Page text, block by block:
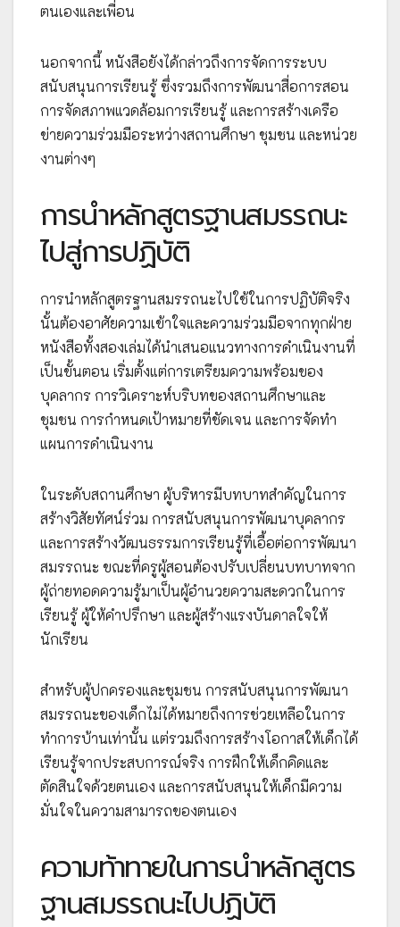
ตนเองและเพื่อน
นอกจากนี้ หนังสือยังได้กล่าวถึงการจัดการระบบ
สนับสนุนการเรียนรู้ ซึ่งรวมถึงการพัฒนาสื่อการสอน
การจัดสภาพแวดล้อมการเรียนรู้ และการสร้างเครือ
ข่ายความร่วมมือระหว่างสถานศึกษา ชุมชน และหน่วย
งานต่างๆ
การนำหลักสูตรฐานสมรรถนะ
ไปสู่การปฏิบัติ
การนำหลักสูตรฐานสมรรถนะไปใช้ในการปฏิบัติจริง
นั้นต้องอาศัยความเข้าใจและความร่วมมือจากทุกฝ่าย
หนังสือทั้งสองเล่มได้นำเสนอแนวทางการดำเนินงานที่
เป็นขั้นตอน เริ่มตั้งแต่การเตรียมความพร้อมของ
บุคลากร การวิเคราะห์บริบทของสถานศึกษาและ
ชุมชน การกำหนดเป้าหมายที่ชัดเจน และการจัดทำ
แผนการดำเนินงาน
ในระดับสถานศึกษา ผู้บริหารมีบทบาทสำคัญในการ
สร้างวิสัยทัศน์ร่วม การสนับสนุนการพัฒนาบุคลากร
และการสร้างวัฒนธรรมการเรียนรู้ที่เอื้อต่อการพัฒนา
สมรรถนะ ขณะที่ครูผู้สอนต้องปรับเปลี่ยนบทบาทจาก
ผู้ถ่ายทอดความรู้มาเป็นผู้อำนวยความสะดวกในการ
เรียนรู้ ผู้ให้คำปรึกษา และผู้สร้างแรงบันดาลใจให้
นักเรียน
สำหรับผู้ปกครองและชุมชน การสนับสนุนการพัฒนา
สมรรถนะของเด็กไม่ได้หมายถึงการช่วยเหลือในการ
ทำการบ้านเท่านั้น แต่รวมถึงการสร้างโอกาสให้เด็กได้
เรียนรู้จากประสบการณ์จริง การฝึกให้เด็กคิดและ
ตัดสินใจด้วยตนเอง และการสนับสนุนให้เด็กมีความ
มั่นใจในความสามารถของตนเอง
ความท้าทายในการนำหลักสูตร
ฐานสมรรถนะไปปฏิบัติ